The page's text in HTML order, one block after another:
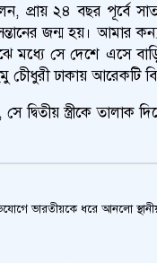
প্রায় ২৪ বছর
জন্ম হয়। আমার
মধ্যে সে দেশে এসে
চেীধুরী ঢাকায়
দ্বিতীয় স্ত্রীকে
ভারতীয়কে ধরে আনলো